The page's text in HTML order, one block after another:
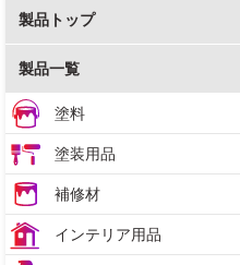
製品トップ
製品一覧
塗料
塗装用品
補修材
インテリア用品